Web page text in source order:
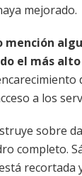
mejorado.
mención
el más alto
a los
sobre
completo.
recortada